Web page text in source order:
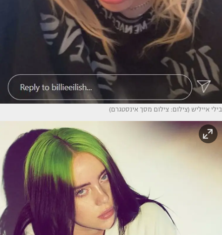
בילי אייליש (צילום: צילום מסך אינסטגרם)